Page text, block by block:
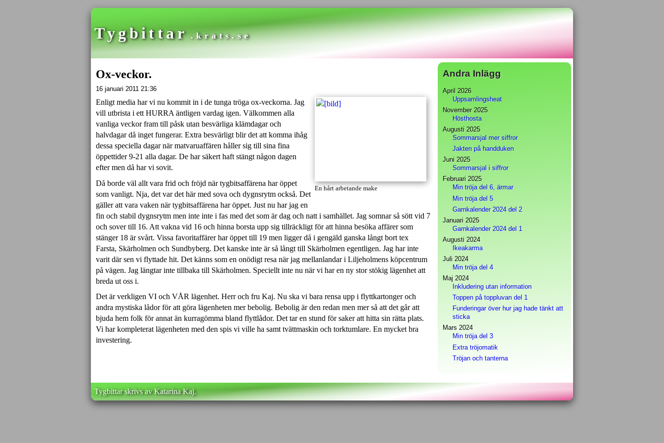
Tygbittar .krats.se
Ox-veckor.
16 januari 2011 21:36
En hårt arbetande make
Enligt media har vi nu kommit in i de tunga tröga ox-veckorna. Jag
vill utbrista i ett HURRA äntligen vardag igen. Välkommen alla
vanliga veckor fram till påsk utan besvärliga klämdagar och
halvdagar då inget fungerar. Extra besvärligt blir det att komma ihåg
dessa speciella dagar när matvaruaffären håller sig till sina fina
öppettider 9-21 alla dagar. De har säkert haft stängt någon dagen
efter men då har vi sovit.
Då borde väl allt vara frid och fröjd när tygbitsaffärena har öppet
som vanligt. Nja, det var det här med sova och dygnsrytm också. Det
gäller att vara vaken när tygbitsaffärena har öppet. Just nu har jag en
fin och stabil dygnsrytm men inte inte i fas med det som är dag och natt i samhället. Jag somnar så sött vid 7
och sover till 16. Att vakna vid 16 och hinna borsta upp sig tillräckligt för att hinna besöka affärer som
stänger 18 är svårt. Vissa favoritaffärer har öppet till 19 men ligger då i gengäld ganska långt bort tex
Farsta, Skärholmen och Sundbyberg. Det kanske inte är så långt till Skärholmen egentligen. Jag har inte
varit där sen vi flyttade hit. Det känns som en onödigt resa när jag mellanlandar i Liljeholmens köpcentrum
på vägen. Jag längtar inte tillbaka till Skärholmen. Speciellt inte nu när vi har en ny stor stökig lägenhet att
breda ut oss i.
Det är verkligen VI och VÅR lägenhet. Herr och fru Kaj. Nu ska vi bara rensa upp i flyttkartonger och
andra mystiska lådor för att göra lägenheten mer bebolig. Bebolig är den redan men mer så att det går att
bjuda hem folk för annat än kurragömma bland flyttlådor. Det tar en stund för saker att hitta sin rätta plats.
Vi har kompleterat lägenheten med den spis vi ville ha samt tvättmaskin och torktumlare. En mycket bra
investering.
Andra Inlägg
April 2026
Uppsamlingsheat
November 2025
Hösthosta
Augusti 2025
Sommarsjal mer siffror
Jakten på handduken
Juni 2025
Sommarsjal i siffror
Februari 2025
Min tröja del 6, ärmar
Min tröja del 5
Garnkalender 2024 del 2
Januari 2025
Garnkalender 2024 del 1
Augusti 2024
Ikeakarma
Juli 2024
Min tröja del 4
Maj 2024
Inkludering utan information
Toppen på toppluvan del 1
Funderingar över hur jag hade tänkt att
sticka
Mars 2024
Min tröja del 3
Extra tröjomatik
Tröjan och tanterna
Tygbittar skrivs av Katarina Kaj.